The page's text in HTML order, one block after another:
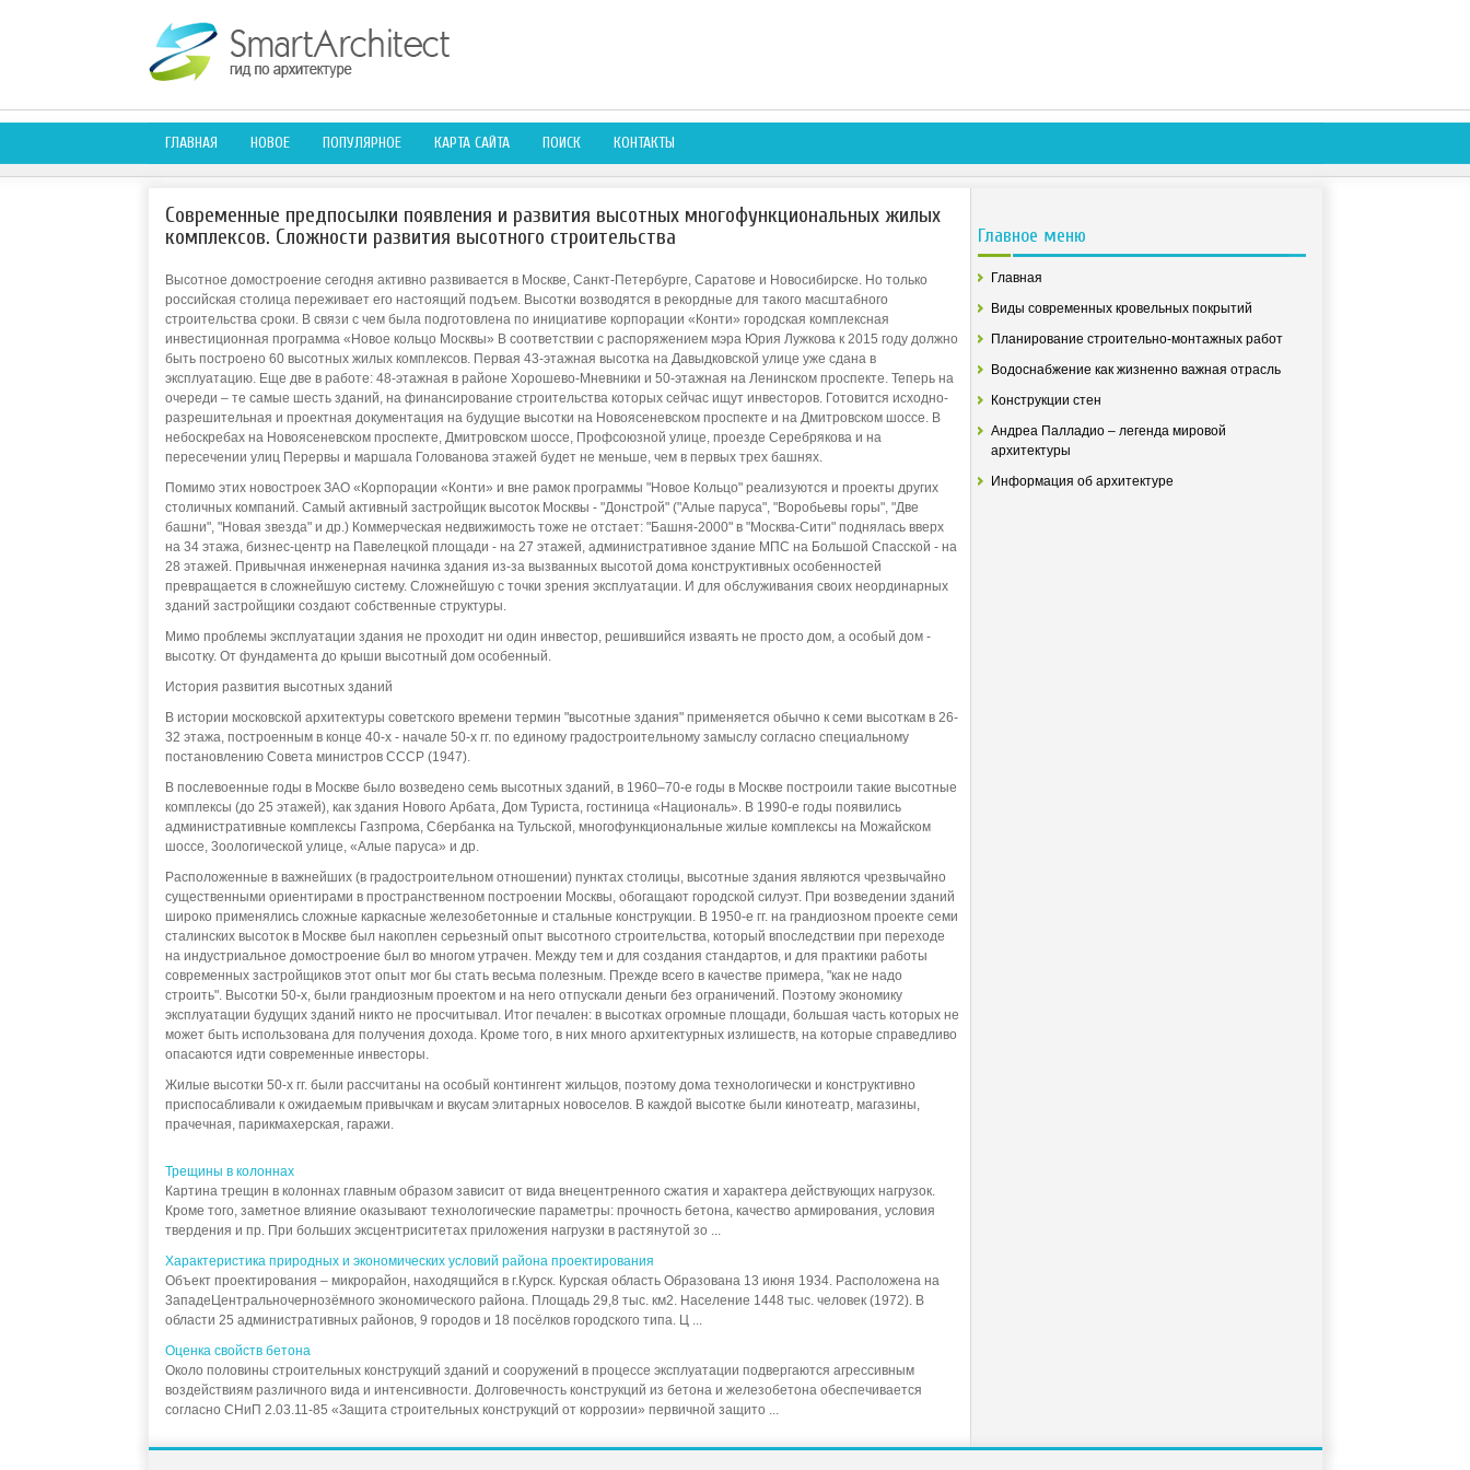
ГЛАВНАЯ НОВОЕ ПОПУЛЯРНОЕ КАРТА САЙТА ПОИСК КОНТАКТЫ
Современные предпосылки появления и развития высотных многофункциональных жилых
комплексов. Сложности развития высотного строительства
Высотное домостроение сегодня активно развивается в Москве, Санкт-Петербурге, Саратове и Новосибирске. Но только
российская столица переживает его настоящий подъем. Высотки возводятся в рекордные для такого масштабного
строительства сроки. В связи с чем была подготовлена по инициативе корпорации «Конти» городская комплексная
инвестиционная программа «Новое кольцо Москвы» В соответствии с распоряжением мэра Юрия Лужкова к 2015 году должно
быть построено 60 высотных жилых комплексов. Первая 43-этажная высотка на Давыдковской улице уже сдана в
эксплуатацию. Еще две в работе: 48-этажная в районе Хорошево-Мневники и 50-этажная на Ленинском проспекте. Теперь на
очереди – те самые шесть зданий, на финансирование строительства которых сейчас ищут инвесторов. Готовится исходно-
разрешительная и проектная документация на будущие высотки на Новоясеневском проспекте и на Дмитровском шоссе. В
небоскребах на Новоясеневском проспекте, Дмитровском шоссе, Профсоюзной улице, проезде Серебрякова и на
пересечении улиц Перервы и маршала Голованова этажей будет не меньше, чем в первых трех башнях.
Помимо этих новостроек ЗАО «Корпорации «Конти» и вне рамок программы "Новое Кольцо" реализуются и проекты других
столичных компаний. Самый активный застройщик высоток Москвы - "Донстрой" ("Алые паруса", "Воробьевы горы", "Две
башни", "Новая звезда" и др.) Коммерческая недвижимость тоже не отстает: "Башня-2000" в "Москва-Сити" поднялась вверх
на 34 этажа, бизнес-центр на Павелецкой площади - на 27 этажей, административное здание МПС на Большой Спасской - на
28 этажей. Привычная инженерная начинка здания из-за вызванных высотой дома конструктивных особенностей
превращается в сложнейшую систему. Сложнейшую с точки зрения эксплуатации. И для обслуживания своих неординарных
зданий застройщики создают собственные структуры.
Мимо проблемы эксплуатации здания не проходит ни один инвестор, решившийся изваять не просто дом, а особый дом -
высотку. От фундамента до крыши высотный дом особенный.
История развития высотных зданий
В истории московской архитектуры советского времени термин "высотные здания" применяется обычно к семи высоткам в 26-
32 этажа, построенным в конце 40-х - начале 50-х гг. по единому градостроительному замыслу согласно специальному
постановлению Совета министров СССР (1947).
В послевоенные годы в Москве было возведено семь высотных зданий, в 1960–70-е годы в Москве построили такие высотные
комплексы (до 25 этажей), как здания Нового Арбата, Дом Туриста, гостиница «Националь». В 1990-е годы появились
административные комплексы Газпрома, Сбербанка на Тульской, многофункциональные жилые комплексы на Можайском
шоссе, 3оологической улице, «Алые паруса» и др.
Расположенные в важнейших (в градостроительном отношении) пунктах столицы, высотные здания являются чрезвычайно
существенными ориентирами в пространственном построении Москвы, обогащают городской силуэт. При возведении зданий
широко применялись сложные каркасные железобетонные и стальные конструкции. В 1950-е гг. на грандиозном проекте семи
сталинских высоток в Москве был накоплен серьезный опыт высотного строительства, который впоследствии при переходе
на индустриальное домостроение был во многом утрачен. Между тем и для создания стандартов, и для практики работы
современных застройщиков этот опыт мог бы стать весьма полезным. Прежде всего в качестве примера, "как не надо
строить". Высотки 50-х, были грандиозным проектом и на него отпускали деньги без ограничений. Поэтому экономику
эксплуатации будущих зданий никто не просчитывал. Итог печален: в высотках огромные площади, большая часть которых не
может быть использована для получения дохода. Кроме того, в них много архитектурных излишеств, на которые справедливо
опасаются идти современные инвесторы.
Жилые высотки 50-х гг. были рассчитаны на особый контингент жильцов, поэтому дома технологически и конструктивно
приспосабливали к ожидаемым привычкам и вкусам элитарных новоселов. В каждой высотке были кинотеатр, магазины,
прачечная, парикмахерская, гаражи.
Трещины в колоннах
Картина трещин в колоннах главным образом зависит от вида внецентренного сжатия и характера действующих нагрузок.
Кроме того, заметное влияние оказывают технологические параметры: прочность бетона, качество армирования, условия
твердения и пр. При больших эксцентриситетах приложения нагрузки в растянутой зо ...
Характеристика природных и экономических условий района проектирования
Объект проектирования – микрорайон, находящийся в г.Курск. Курская область Образована 13 июня 1934. Расположена на
3ападеЦентральночернозёмного экономического района. Площадь 29,8 тыс. км2. Население 1448 тыс. человек (1972). В
области 25 административных районов, 9 городов и 18 посёлков городского типа. Ц ...
Оценка свойств бетона
Около половины строительных конструкций зданий и сооружений в процессе эксплуатации подвергаются агрессивным
воздействиям различного вида и интенсивности. Долговечность конструкций из бетона и железобетона обеспечивается
согласно СНиП 2.03.11-85 «Защита строительных конструкций от коррозии» первичной защито ...
Главное меню
Главная
Виды современных кровельных покрытий
Планирование строительно-монтажных работ
Водоснабжение как жизненно важная отрасль
Конструкции стен
Андреа Палладио – легенда мировой
архитектуры
Информация об архитектуре